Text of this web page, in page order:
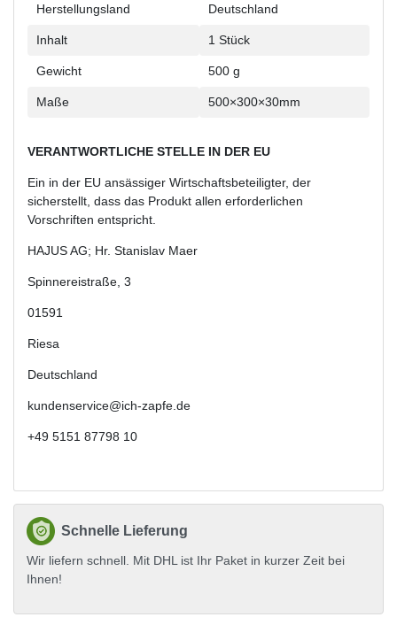
Herstellungsland Deutschland
Inhalt 1 Stück
Gewicht 500 g
Maße 500×300×30mm
VERANTWORTLICHE STELLE IN DER EU
Ein in der EU ansässiger Wirtschaftsbeteiligter, der
sicherstellt, dass das Produkt allen erforderlichen
Vorschriften entspricht.
HAJUS AG; Hr. Stanislav Maer
Spinnereistraße 3
01591
Riesa
Deutschland
kundenservice@ich-zapfe.de
+49 5151 87798 10
Schnelle Lieferung
Wir liefern schnell. Mit DHL ist Ihr Paket in kurzer Zeit bei
Ihnen!